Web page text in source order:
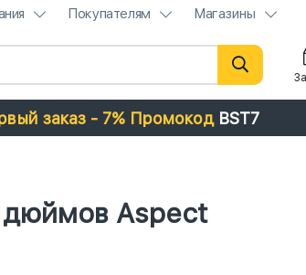
Покупателям Магазины
заказ - 7% Промокод BST7
дюймов Aspect